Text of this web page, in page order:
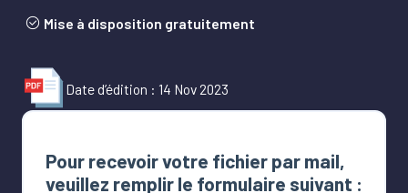
Mise à disposition gratuitement
Date d’édition : 14 Nov 2023